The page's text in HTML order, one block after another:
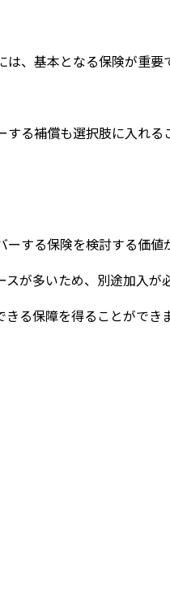
は、基本となる保険が重要
する補償も選択肢に入れる
ーする保険を検討する価値
が多いため、別途加入が
きる保障を得ることができ